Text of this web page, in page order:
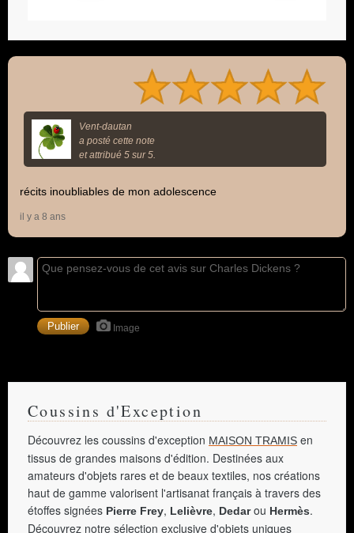
Vent-dautan
a posté cette note
et attribué 5 sur 5.
récits inoubliables de mon adolescence
il y a 8 ans
Image
Coussins d'Exception
Découvrez les coussins d'exception MAISON TRAMIS en
tissus de grandes maisons d'édition. Destinées aux
amateurs d'objets rares et de beaux textiles, nos créations
haut de gamme valorisent l'artisanat français à travers des
étoffes signées Pierre Frey, Lelièvre, Dedarou Hermès.
Découvrez notre sélection exclusive d'objets uniques